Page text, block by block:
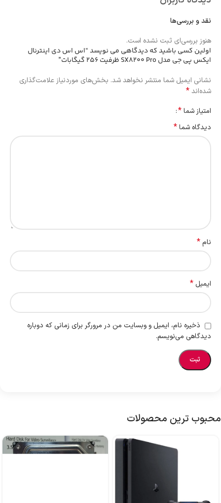
نقد و بررسی‌ها
هنوز بررسی‌ای ثبت نشده است.
اولین کسی باشید که دیدگاهی می نویسد “اس اس دی اینترنال
ایکس پی جی مدل SX8200 Pro ظرفیت 256 گیگابات”
نشانی ایمیل شما منتشر نخواهد شد. بخش‌های موردنیاز علامت‌گذاری
شده‌اند*
امتیاز شما*
دیدگاه شما*
نام*
ایمیل *
ذخیره نام، ایمیل و وبسایت من در مرورگر برای زمانی که دوباره
دیدگاهی می‌نویسم.
محبوب ترین محصولات